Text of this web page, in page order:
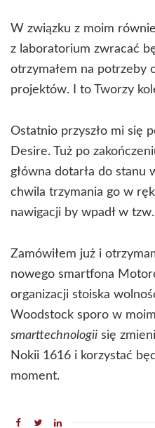
W związku z moim
z laboratorium zwracać
otrzymałem na potrzeby
projektów. I to Tworzy
Ostatnio przyszło mi się
Desire. Tuż po
główna dotarła do
chwila trzymania go w
nawigacji by wpadł w tzw.
Zamówiłem już i
nowego smartfona
organizacji stoiska
Woodstock sporo w
smarttechnologii się
Nokii 1616 i korzystać
moment.